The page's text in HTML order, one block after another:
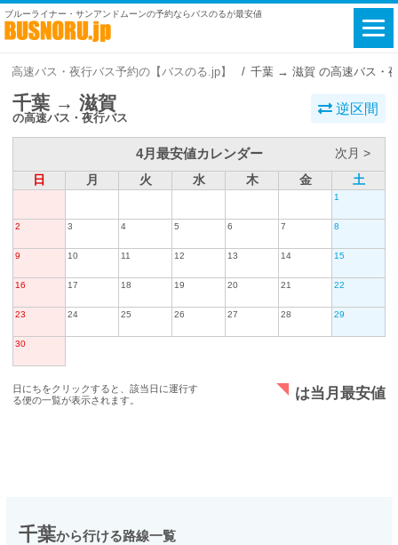
ブルーライナー・サンアンドムーンの予約ならバスのるが最安値
高速バス・夜行バス予約の【バスのる.jp】 千葉 → 滋賀 の高速バス・
千葉 → 滋賀
の高速バス・夜行バス
逆区間
4月最安値カレンダー
次月 >
日
月 火 水 木 金 土
1
2 3 4 5 6 7 8
9 10 11 12 13 14 15
16 17 18 19 20 21 22
23 24 25 26 27 28 29
30
日にちをクリックすると、該当日に運行す
る便の一覧が表示されます。
は当月最安値
千葉から行ける路線一覧